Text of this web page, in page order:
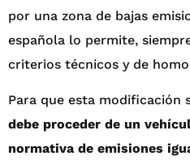
por una zona de bajas
española lo permite,
criterios técnicos y de
Para que esta modificación
debe proceder de un
normativa de emisiones